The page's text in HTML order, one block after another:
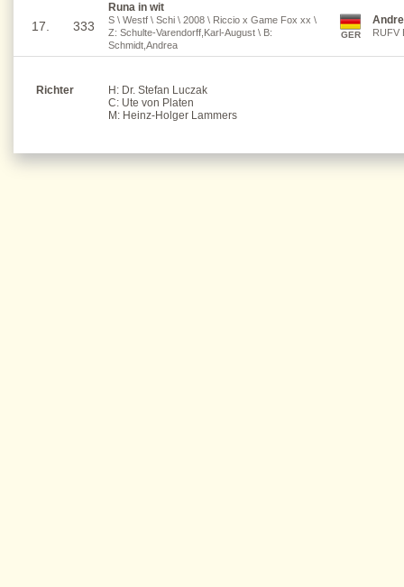
17. 333
Runa in wit
S \ Westf \ Schi \ 2008 \ Riccio x Game Fox xx \
Z: Schulte-Varendorff,Karl-August \ B:
Schmidt,Andrea
GER RUFV
Richter
H: Dr. Stefan Luczak
C: Ute von Platen
M: Heinz-Holger Lammers